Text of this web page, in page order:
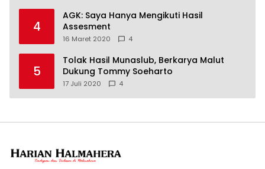
4
AGK: Saya Hanya Mengikuti Hasil
Assesment
16 Maret 2020 4
5
Tolak Hasil Munaslub, Berkarya Malut
Dukung Tommy Soeharto
17 Juli 2020 4